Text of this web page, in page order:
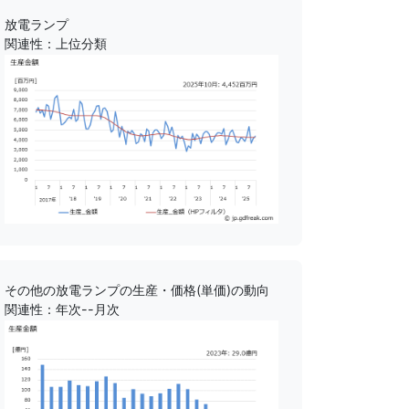
放電ランプ
関連性：上位分類
その他の放電ランプの生産・価格(単価)の動向
関連性：年次--月次